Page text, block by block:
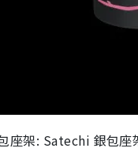
座架: Satechi 銀包座